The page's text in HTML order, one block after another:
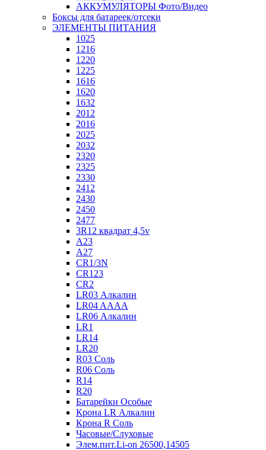
АККУМУЛЯТОРЫ Фото/Видео
Боксы для батареек/отсеки
ЭЛЕМЕНТЫ ПИТАНИЯ
1025
1216
1220
1225
1616
1620
1632
2012
2016
2025
2032
2320
2325
2330
2412
2430
2450
2477
3R12 квадрат 4,5v
A23
A27
CR1/3N
CR123
CR2
LR03 Алкалин
LR04 AAAA
LR06 Алкалин
LR1
LR14
LR20
R03 Соль
R06 Соль
R14
R20
Батарейки Особые
Крона LR Алкалин
Крона R Соль
Часовые/Слуховые
Элем.пит.Li-on 26500,14505